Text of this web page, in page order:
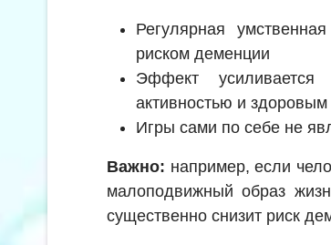
Регулярная
риском деменции
Эффект
активностью и
Игры сами по себе не
Важно: например, если
малоподвижный образ
существенно снизит риск